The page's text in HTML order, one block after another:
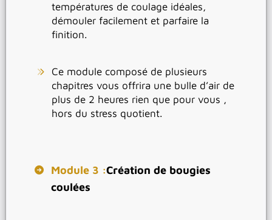
températures de coulage idéales,
démouler facilement et parfaire la
finition.
Ce module composé de plusieurs
chapitres vous offrira une bulle d’air de
plus de 2 heures rien que pour vous ,
hors du stress quotient.
Module 3 :Création de bougies
coulées